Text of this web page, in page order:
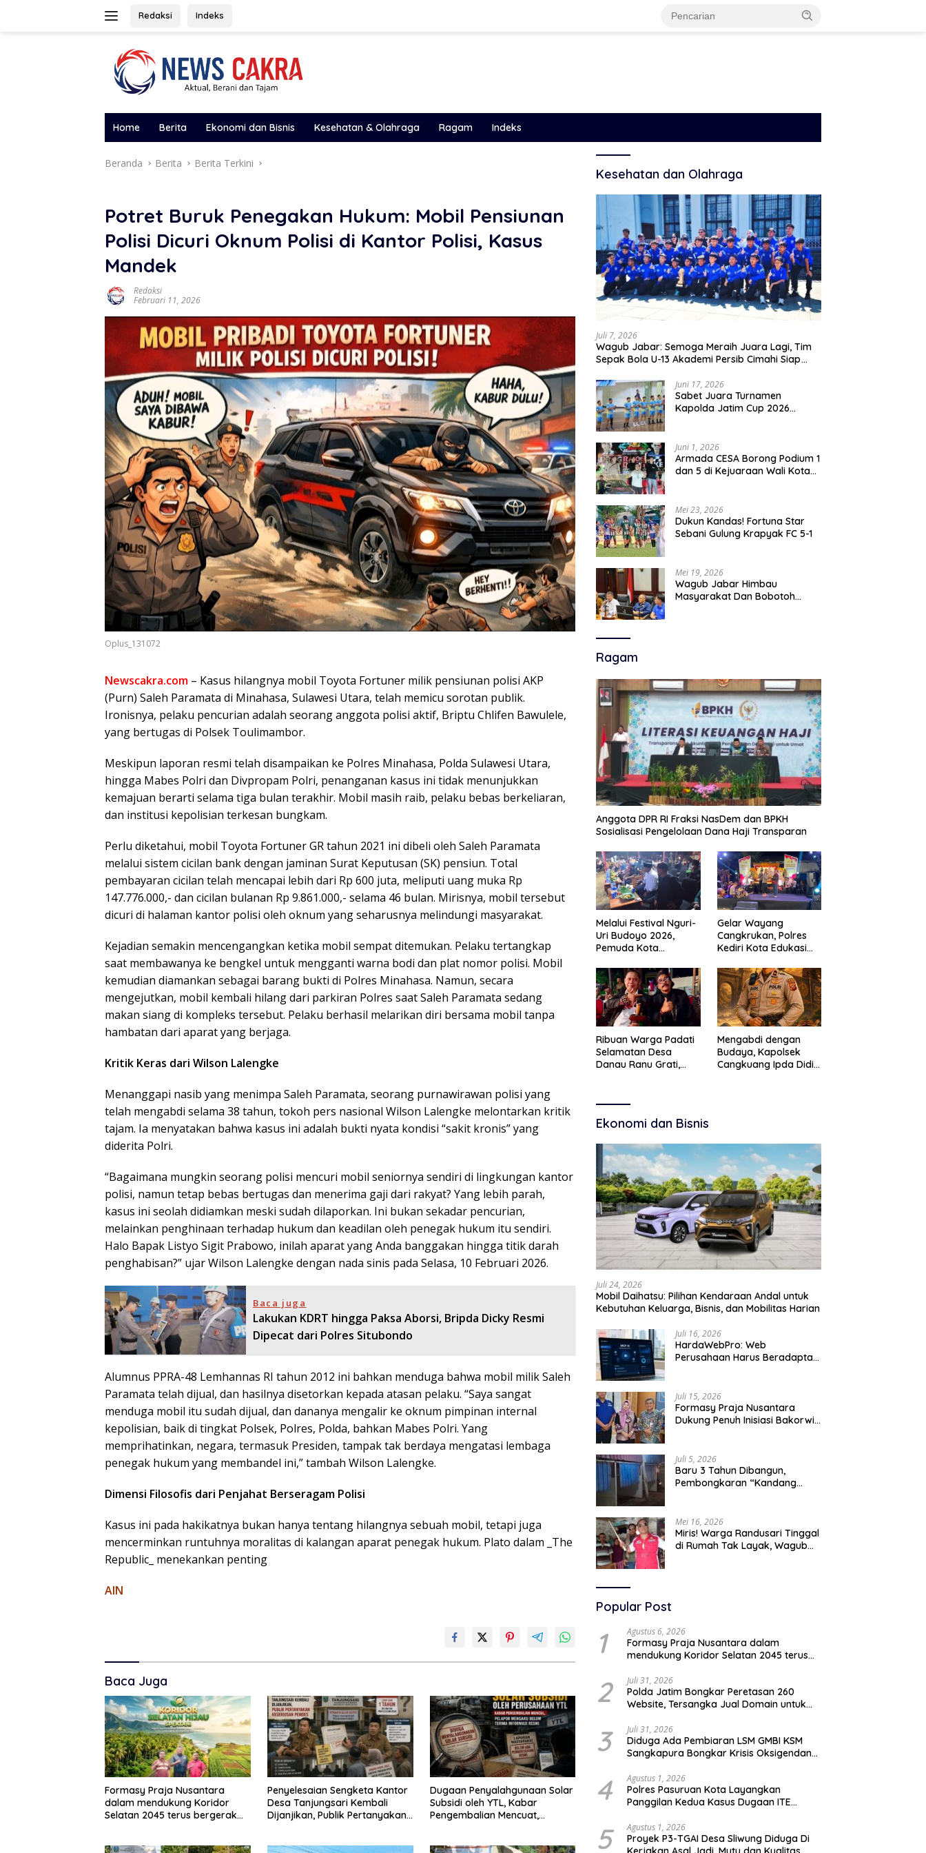
Redaksi Indeks
Home Berita Ekonomi dan Bisnis Kesehatan & Olahraga Ragam Indeks
Beranda Berita Berita Terkini
Potret Buruk Penegakan Hukum: Mobil Pensiunan
Polisi Dicuri Oknum Polisi di Kantor Polisi, Kasus
Mandek
Redaksi
Februari 11, 2026
Oplus_131072
Newscakra.com – Kasus hilangnya mobil Toyota Fortuner milik pensiunan polisi AKP
(Purn) Saleh Paramata di Minahasa, Sulawesi Utara, telah memicu sorotan publik.
Ironisnya, pelaku pencurian adalah seorang anggota polisi aktif, Briptu Chlifen Bawulele,
yang bertugas di Polsek Toulimambor.
Meskipun laporan resmi telah disampaikan ke Polres Minahasa, Polda Sulawesi Utara,
hingga Mabes Polri dan Divpropam Polri, penanganan kasus ini tidak menunjukkan
kemajuan berarti selama tiga bulan terakhir. Mobil masih raib, pelaku bebas berkeliaran,
dan institusi kepolisian terkesan bungkam.
Perlu diketahui, mobil Toyota Fortuner GR tahun 2021 ini dibeli oleh Saleh Paramata
melalui sistem cicilan bank dengan jaminan Surat Keputusan (SK) pensiun. Total
pembayaran cicilan telah mencapai lebih dari Rp 600 juta, meliputi uang muka Rp
147.776.000,- dan cicilan bulanan Rp 9.861.000,- selama 46 bulan. Mirisnya, mobil tersebut
dicuri di halaman kantor polisi oleh oknum yang seharusnya melindungi masyarakat.
Kejadian semakin mencengangkan ketika mobil sempat ditemukan. Pelaku tertangkap
saat membawanya ke bengkel untuk mengganti warna bodi dan plat nomor polisi. Mobil
kemudian diamankan sebagai barang bukti di Polres Minahasa. Namun, secara
mengejutkan, mobil kembali hilang dari parkiran Polres saat Saleh Paramata sedang
makan siang di kompleks tersebut. Pelaku berhasil melarikan diri bersama mobil tanpa
hambatan dari aparat yang berjaga.
Kritik Keras dari Wilson Lalengke
Menanggapi nasib yang menimpa Saleh Paramata, seorang purnawirawan polisi yang
telah mengabdi selama 38 tahun, tokoh pers nasional Wilson Lalengke melontarkan kritik
tajam. Ia menyatakan bahwa kasus ini adalah bukti nyata kondisi “sakit kronis” yang
diderita Polri.
“Bagaimana mungkin seorang polisi mencuri mobil seniornya sendiri di lingkungan kantor
polisi, namun tetap bebas bertugas dan menerima gaji dari rakyat? Yang lebih parah,
kasus ini seolah didiamkan meski sudah dilaporkan. Ini bukan sekadar pencurian,
melainkan penghinaan terhadap hukum dan keadilan oleh penegak hukum itu sendiri.
Halo Bapak Listyo Sigit Prabowo, inilah aparat yang Anda banggakan hingga titik darah
penghabisan?” ujar Wilson Lalengke dengan nada sinis pada Selasa, 10 Februari 2026.
Baca juga
Lakukan KDRT hingga Paksa Aborsi, Bripda Dicky Resmi
Dipecat dari Polres Situbondo
Alumnus PPRA-48 Lemhannas RI tahun 2012 ini bahkan menduga bahwa mobil milik Saleh
Paramata telah dijual, dan hasilnya disetorkan kepada atasan pelaku. “Saya sangat
menduga mobil itu sudah dijual, dan dananya mengalir ke oknum pimpinan internal
kepolisian, baik di tingkat Polsek, Polres, Polda, bahkan Mabes Polri. Yang
memprihatinkan, negara, termasuk Presiden, tampak tak berdaya mengatasi lembaga
penegak hukum yang membandel ini,” tambah Wilson Lalengke.
Dimensi Filosofis dari Penjahat Berseragam Polisi
Kasus ini pada hakikatnya bukan hanya tentang hilangnya sebuah mobil, tetapi juga
mencerminkan runtuhnya moralitas di kalangan aparat penegak hukum. Plato dalam _The
Republic_ menekankan penting
AIN
Baca Juga
Formasy Praja Nusantara
dalam mendukung Koridor
Selatan 2045 terus bergerak
Penyelesaian Sengketa Kantor
Desa Tanjungsari Kembali
Dijanjikan, Publik Pertanyakan
Dugaan Penyalahgunaan Solar
Subsidi oleh YTL, Kabar
Pengembalian Mencuat,
Kesehatan dan Olahraga
Juli 7, 2026
Wagub Jabar: Semoga Meraih Juara Lagi, Tim
Sepak Bola U-13 Akademi Persib Cimahi Siap
Juni 17, 2026
Sabet Juara Turnamen
Kapolda Jatim Cup 2026
Membanggakan
Juni 1, 2026
Armada CESA Borong Podium 1
dan 5 di Kejuaraan Wali Kota
Mei 23, 2026
Dukun Kandas! Fortuna Star
Sebani Gulung Krapyak FC 5-1
Mei 19, 2026
Wagub Jabar Himbau
Masyarakat Dan Bobotoh
Ragam
Anggota DPR RI Fraksi NasDem dan BPKH
Sosialisasi Pengelolaan Dana Haji Transparan
Melalui Festival Nguri-
Uri Budoyo 2026,
Pemuda Kota
Karakter Kebudayaan
dan Bebas Narkoba
Gelar Wayang
Cangkrukan, Polres
Kediri Kota Edukasi
Seni Budaya
Ribuan Warga Padati
Selamatan Desa
Danau Ranu Grati,
Pemkab
Mengabdi dengan
Budaya, Kapolsek
Cangkuang Ipda Didi
Ekonomi dan Bisnis
Juli 24, 2026
Mobil Daihatsu: Pilihan Kendaraan Andal untuk
Kebutuhan Keluarga, Bisnis, dan Mobilitas Harian
Juli 16, 2026
HardaWebPro: Web
Perusahaan Harus Beradaptasi
Operasional
Juli 15, 2026
Formasy Praja Nusantara
Dukung Penuh Inisiasi Bakorwil
Juli 5, 2026
Baru 3 Tahun Dibangun,
Pembongkaran “Kandang
Mei 16, 2026
Miris! Warga Randusari Tinggal
di Rumah Tak Layak, Wagub
Popular Post
1 Agustus 6, 2026
Formasy Praja Nusantara dalam
mendukung Koridor Selatan 2045 terus
Mitra Indonesia dengan SPEKTANI
2 Juli 31, 2026
Polda Jatim Bongkar Peretasan 260
Website, Tersangka Jual Domain untuk
3 Juli 31, 2026
Diduga Ada Pembiaran LSM GMBI KSM
Sangkapura Bongkar Krisis Oksigendan
4 Agustus 1, 2026
Polres Pasuruan Kota Layangkan
Panggilan Kedua Kasus Dugaan ITE
5 Agustus 1, 2026
Proyek P3-TGAI Desa Sliwung Diduga Di